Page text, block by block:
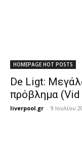
HOMEPAGE HOT POSTS
De Ligt:
πρόβλημα (Vid
liverpool.gr - 9 Ιουλίου